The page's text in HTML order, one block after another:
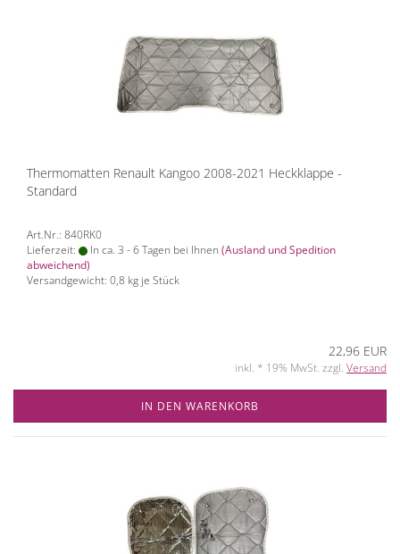
Thermomatten Renault Kangoo 2008-2021 Heckklappe -
Standard
Art.Nr.: 840RK0
Lieferzeit:
In ca. 3 - 6 Tagen bei Ihnen (Ausland und Spedition
abweichend)
Versandgewicht: 0,8 kg je Stück
22,96 EUR
inkl. * 19% MwSt. zzgl. Versand
IN DEN WARENKORB